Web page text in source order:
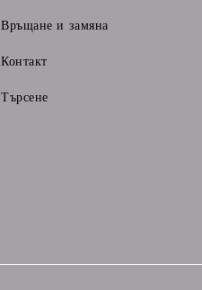
Връщане и замяна
Контакт
Търсене